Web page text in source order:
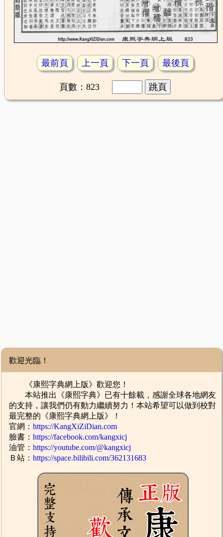
最前頁 上一頁 下一頁 最後頁
頁數：823
歡迎光臨！
《康熙字典網上版》歡迎您！
本站推出《康熙字典》已有十餘載，感謝全球各地網友
的支持，讓我們仍有動力繼續努力！本站希望可以做到校對
最完整的《康熙字典網上版》！
官網：https://KangXiZiDian.com
臉書：https://facebook.com/kangxicj
油管：https://youtube.com/@kangxicj
Ｂ站：https://space.bilibili.com/362131683